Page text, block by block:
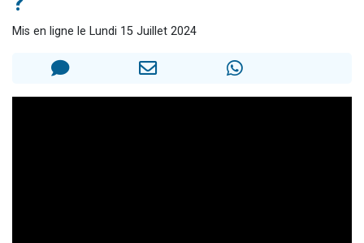
12 nouvelles musiques dans Torah-Box Music
Mis en ligne le Lundi 15 Juillet 2024